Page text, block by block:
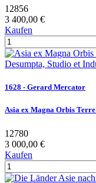
12856
3 400,00 €
Kaufen
1628 - Gerard Mercator
Asia ex Magna Orbis
12780
3 000,00 €
Kaufen